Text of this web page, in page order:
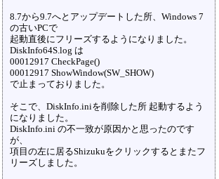
8.7から9.7へとアップデートした所、Windows 7
の古いPCで
起動直後にフリーズするようになりました。
DiskInfo64S.log は
00012917 CheckPage()
00012917 ShowWindow(SW_SHOW)
で止まっておりました。
そこで、DiskInfo.iniを削除した所 起動するよう
になりました。
DiskInfo.ini の不一致が原因かと思ったのです
が、
項目の左に居るShizukuをクリックするとまたフ
リーズしました。